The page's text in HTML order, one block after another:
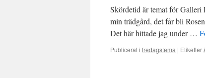
Skördetid är temat för Galleri
min trädgård, det får bli
Det här hittade jag under …
Publicerat i fredagstema | Etiketter